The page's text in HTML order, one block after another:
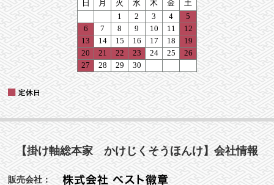
【掛け軸総本家 かけじくそうほんけ】会社情報
販売会社：